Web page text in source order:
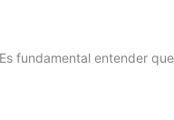
fundamental entender